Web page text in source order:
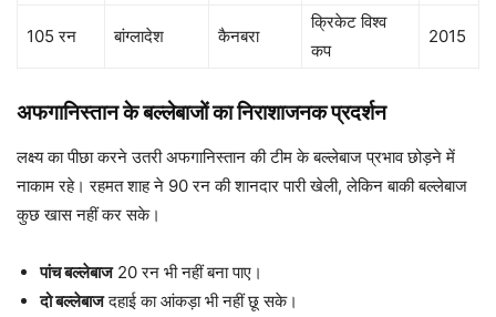
105 रन बांग्लादेश कैनबरा
क्रिकेट विश्व
कप
2015
अफगानिस्तान के बल्लेबाजों का निराशाजनक प्रदर्शन
लक्ष्य का पीछा करने उतरी अफगानिस्तान की टीम के बल्लेबाज प्रभाव छोड़ने में
नाकाम रहे। रहमत शाह ने 90 रन की शानदार पारी खेली, लेकिन बाकी बल्लेबाज
कुछ खास नहीं कर सके।
पांच बल्लेबाज20 रन भी नहीं बना पाए।
दो बल्लेबाजदहाई का आंकड़ा भी नहीं छू सके।